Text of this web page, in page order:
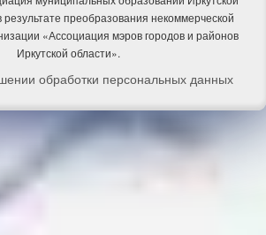
результате преобразования некоммерческой
«Ассоциация мэров городов и районов
Иркутской области».
обработки персональных данных